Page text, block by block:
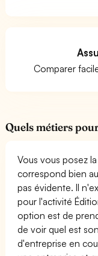
Comparer
Quels métiers
Vous vous posez
correspond bien
pas évidente. Il
pour l'activité
option est de
de voir quel est
d'entreprise en